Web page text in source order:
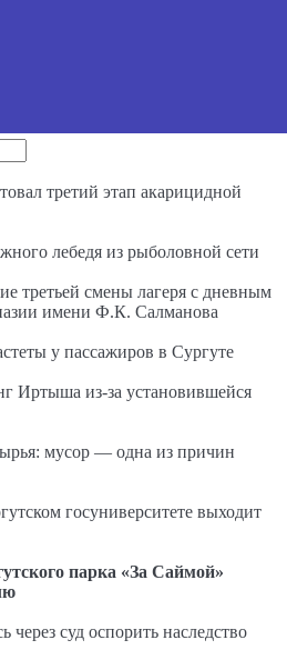
третий этап акарицидной
лебедя из рыболовной сети
третьей смены лагеря с дневным
имени Ф.К. Салманова
у пассажиров в Сургуте
Иртыша из-за установившейся
мусор — одна из причин
госуниверситете выходит
парка «За Саймой»
суд оспорить наследство